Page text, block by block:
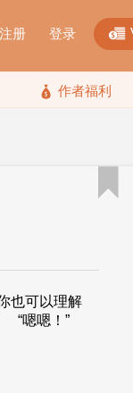
注册 登录 
 作者福利
也可以理解
。 “嗯嗯！”
